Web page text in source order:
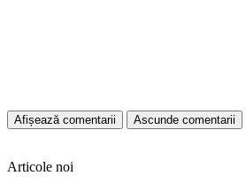
Afișează comentarii Ascunde comentarii
Articole noi